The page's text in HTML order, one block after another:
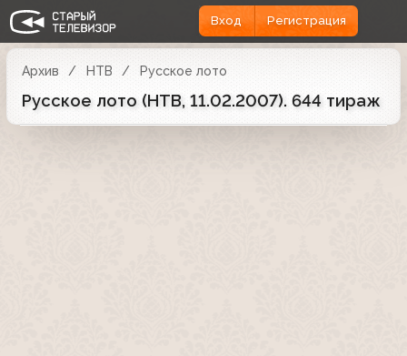
Вход Регистрация
Архив НТВ Русское лото
Русское лото (НТВ, 11.02.2007). 644 тираж